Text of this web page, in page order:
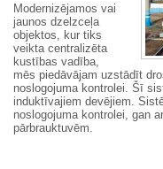
Modernizējamos vai
jaunos dzelzceļa
objektos, kur tiks
veikta centralizēta
kustības vadība,
mēs piedāvājam uzstādīt
noslogojuma kontrolei. Šī
induktīvajiem devējiem.
noslogojuma kontrolei, gan
pārbrauktuvēm.